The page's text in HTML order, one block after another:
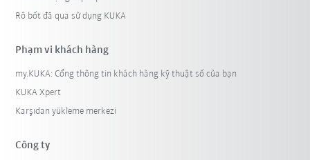
Rô bốt đã qua sử dụng KUKA
Phạm vi khách hàng
my.KUKA: Cổng thông tin khách hàng kỹ thuật số của bạn
KUKA Xpert
Karşıdan yükleme merkezi
Công ty